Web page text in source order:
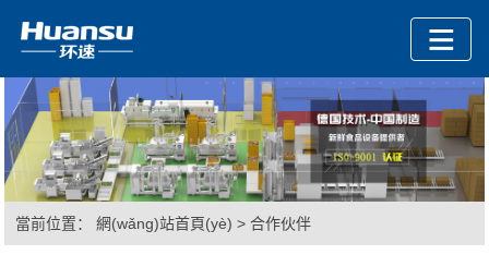
當前位置：網(wǎng)站首頁(yè) >合作伙伴